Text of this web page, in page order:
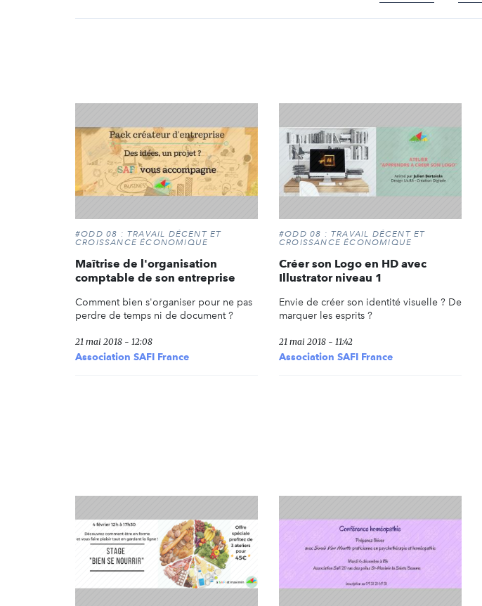
#ODD 08 : TRAVAIL DÉCENT ET
CROISSANCE ÉCONOMIQUE
Maîtrise de l'organisation
comptable de son entreprise
Comment bien s'organiser pour ne pas
perdre de temps ni de document ?
21 mai 2018 - 12:08
Association SAFI France
#ODD 08 : TRAVAIL DÉCENT ET
CROISSANCE ÉCONOMIQUE
Créer son Logo en HD avec
Illustrator niveau 1
Envie de créer son identité visuelle ? De
marquer les esprits ?
21 mai 2018 - 11:42
Association SAFI France